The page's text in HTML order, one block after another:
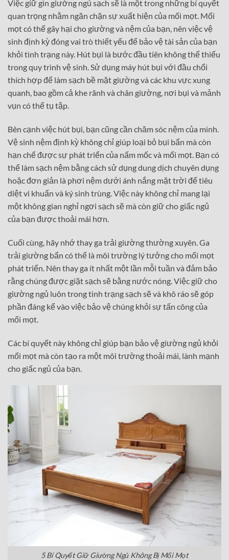
Việc giữ gìn giường ngủ sạch sẽ là một trong những bí quyết
quan trọng nhằm ngăn chặn sự xuất hiện của mối mọt. Mối
mọt có thể gây hại cho giường và nệm của bạn, nên việc vệ
sinh định kỳ đóng vai trò thiết yếu để bảo vệ tài sản của bạn
khỏi tình trạng này. Hút bụi là bước đầu tiên không thể thiếu
trong quy trình vệ sinh. Sử dụng máy hút bụi với đầu chổi
thích hợp để làm sạch bề mặt giường và các khu vực xung
quanh, bao gồm cả khe rãnh và chân giường, nơi bụi và mảnh
vụn có thể tụ tập.
Bên cạnh việc hút bụi, bạn cũng cần chăm sóc nệm của mình.
Vệ sinh nệm định kỳ không chỉ giúp loại bỏ bụi bẩn mà còn
hạn chế được sự phát triển của nấm mốc và mối mọt. Bạn có
thể làm sạch nệm bằng cách sử dụng dung dịch chuyên dụng
hoặc đơn giản là phơi nệm dưới ánh nắng mặt trời để tiêu
diệt vi khuẩn và ký sinh trùng. Việc này không chỉ mang lại
một không gian nghỉ ngơi sạch sẽ mà còn giữ cho giấc ngủ
của bạn được thoải mái hơn.
Cuối cùng, hãy nhớ thay ga trải giường thường xuyên. Ga
trải giường bẩn có thể là môi trường lý tưởng cho mối mọt
phát triển. Nên thay ga ít nhất một lần mỗi tuần và đảm bảo
rằng chúng được giặt sạch sẽ bằng nước nóng. Việc giữ cho
giường ngủ luôn trong tình trạng sạch sẽ và khô ráo sẽ góp
phần đáng kể vào việc bảo vệ chúng khỏi sự tấn công của
mối mọt.
Các bí quyết này không chỉ giúp bạn bảo vệ giường ngủ khỏi
mối mọt mà còn tạo ra một môi trường thoải mái, lành mạnh
cho giấc ngủ của bạn.
5 Bí Quyết Giữ Giường Ngủ Không Bị Mối Mọt